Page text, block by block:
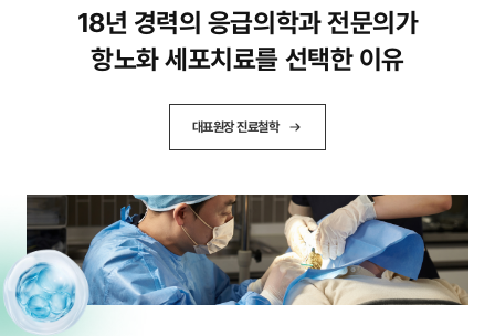
18년 경력의 응급의학과 전문의가
항노화 세포치료를 선택한 이유
대표원장 진료철학